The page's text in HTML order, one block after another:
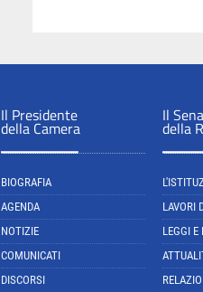
Il Presidente
della Camera
BIOGRAFIA
AGENDA
NOTIZIE
COMUNICATI
DISCORSI
Il
della
LAVORI
LEGGI E